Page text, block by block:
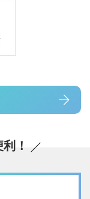
！